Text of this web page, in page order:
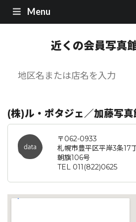
Menu
近くの会員写真
(株)ル・ポタジェ／加藤写真
〒062-0933
札幌市豊平区平岸3条
朝旗106号
TEL 011(822)0625